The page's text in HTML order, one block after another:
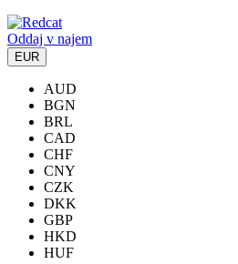
Oddaj v najem
EUR
AUD
BGN
BRL
CAD
CHF
CNY
CZK
DKK
GBP
HKD
HUF